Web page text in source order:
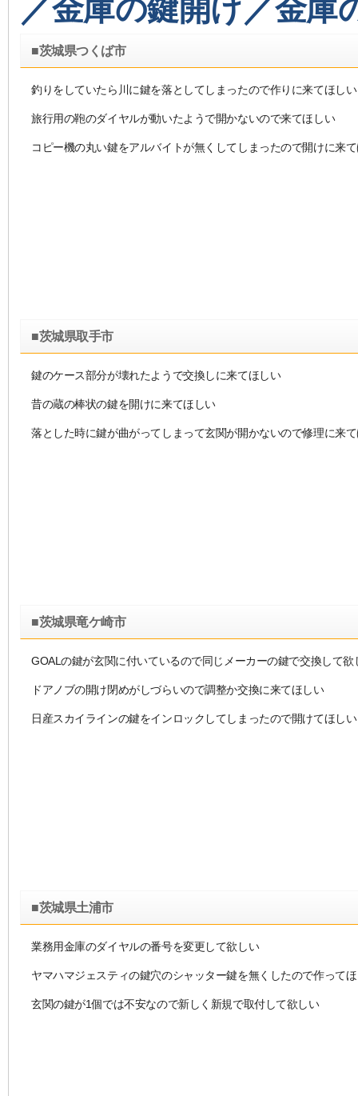
／金庫の鍵開け／金庫
■茨城県つくば市
釣りをしていたら川に鍵を落としてしまったので作りに来てほしい
旅行用の鞄のダイヤルが動いたようで開かないので来てほしい
コピー機の丸い鍵をアルバイトが無くしてしまったので開けに来
■茨城県取手市
鍵のケース部分が壊れたようで交換しに来てほしい
昔の蔵の棒状の鍵を開けに来てほしい
落とした時に鍵が曲がってしまって玄関が開かないので修理に来
■茨城県竜ケ崎市
GOALの鍵が玄関に付いているので同じメーカーの鍵で交換して欲
ドアノブの開け閉めがしづらいので調整か交換に来てほしい
日産スカイラインの鍵をインロックしてしまったので開けてほしい
■茨城県土浦市
業務用金庫のダイヤルの番号を変更して欲しい
ヤマハマジェスティの鍵穴のシャッター鍵を無くしたので作って
玄関の鍵が1個では不安なので新しく新規で取付して欲しい